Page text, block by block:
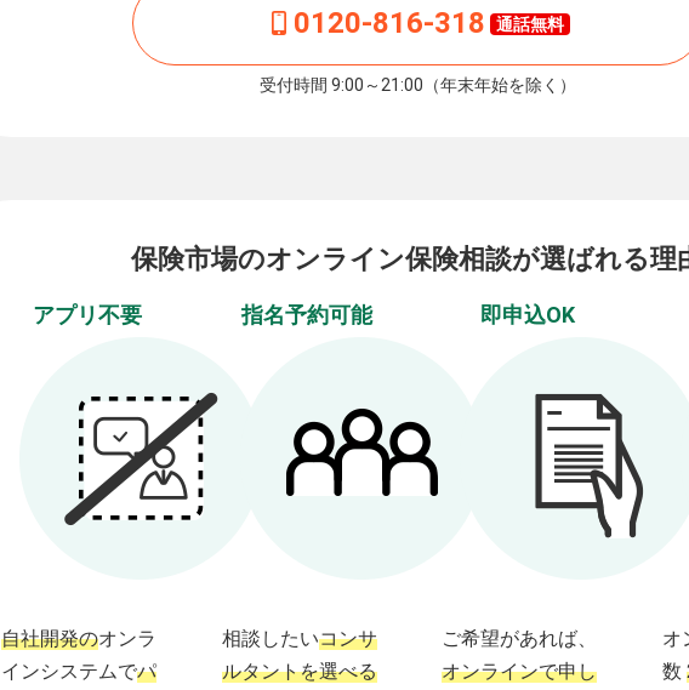
0120-816-318 通話無料
受付時間 9:00～21:00（年末年始を除く）
保険市場のオンライン保険相談が選ばれる理
アプリ不要
自社開発のオンラ
インシステムでパ
指名予約可能
相談したいコンサ
ルタントを選べる
即申込OK
ご希望があれば、
オンラインで申し
オ
数